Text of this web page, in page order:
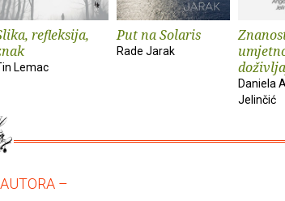
refleksija,
Lemac
Put na Solaris
Rade Jarak
Daniela
Jelinčić
–